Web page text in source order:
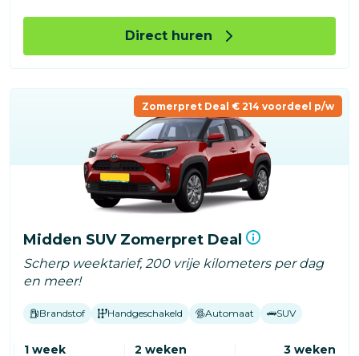
Direct huren
Zomerpret Deal € 214 voordeel p/w
Midden SUV Zomerpret Deal
Scherp weektarief, 200 vrije kilometers per dag
en meer!
Brandstof Handgeschakeld Automaat SUV
1 week 2 weken 3 weken